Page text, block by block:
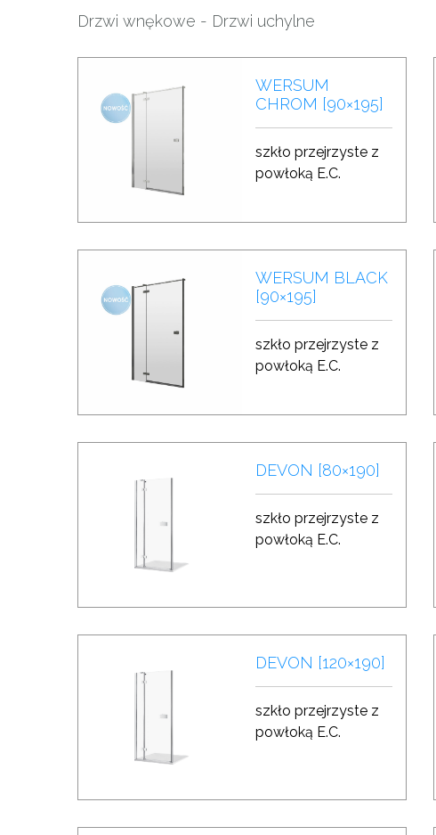
Drzwi wnękowe - Drzwi uchylne
WERSUM
CHROM [90×195]
szkło przejrzyste z
powłoką E.C.
WERSUM BLACK
[90×195]
szkło przejrzyste z
powłoką E.C.
DEVON [80×190]
szkło przejrzyste z
powłoką E.C.
DEVON [120×190]
szkło przejrzyste z
powłoką E.C.